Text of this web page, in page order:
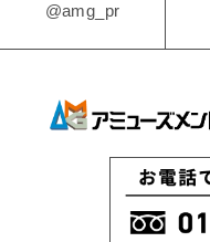
@amg_pr